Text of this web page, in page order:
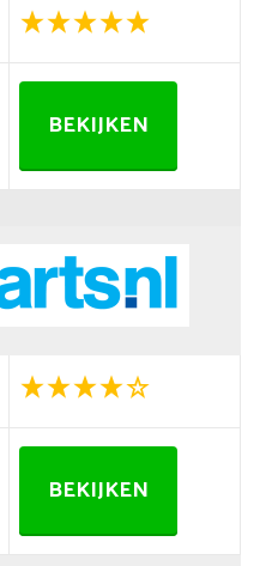
BEKIJKEN
BEKIJKEN